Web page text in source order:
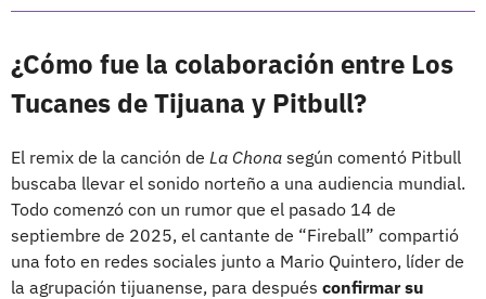
¿Cómo fue la colaboración entre Los
Tucanes de Tijuana y Pitbull?
El remix de la canción de La Chona según comentó Pitbull
buscaba llevar el sonido norteño a una audiencia mundial.
Todo comenzó con un rumor que el pasado 14 de
septiembre de 2025, el cantante de “Fireball” compartió
una foto en redes sociales junto a Mario Quintero, líder de
la agrupación tijuanense, para después confirmar su